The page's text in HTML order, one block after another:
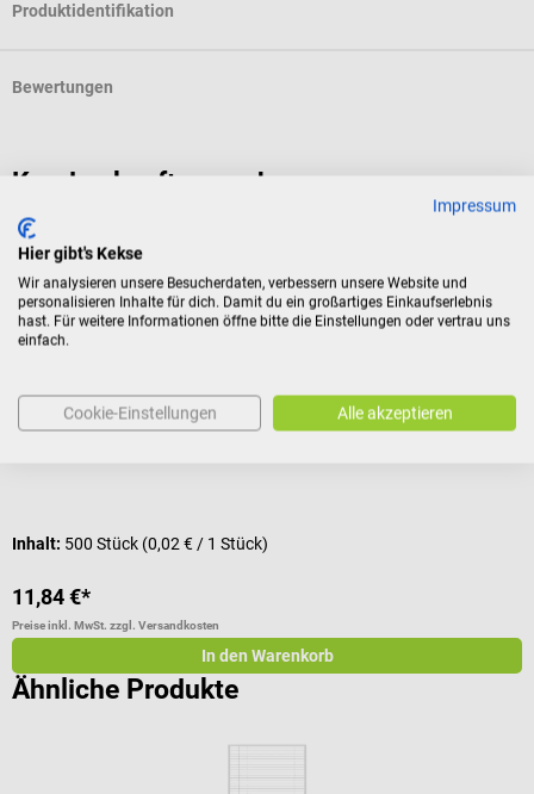
Produktidentifikation
Bewertungen
Kunden kauften auch
1m4
Privatrezepte
Im Kassenformat ohne Vordruck
Durchschnittliche Bewertung von 4.83 von 5 Sternen
Inhalt: 500 Stück (0,02 € / 1 Stück)
11,84 €*
Preise inkl. MwSt. zzgl. Versandkosten
In den Warenkorb
Ähnliche Produkte
Impressum
Hier gibt's Kekse
Wir analysieren unsere Besucherdaten, verbessern unsere Website und
personalisieren Inhalte für dich. Damit du ein großartiges Einkaufserlebnis
hast. Für weitere Informationen öffne bitte die Einstellungen oder vertrau uns
einfach.
Cookie-Einstellungen Alle akzeptieren